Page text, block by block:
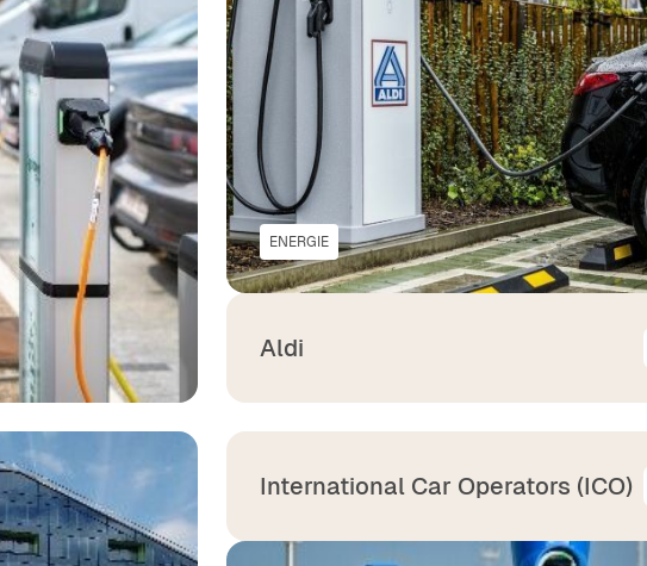
ENERGIE
Aldi
International Car Operators (ICO)